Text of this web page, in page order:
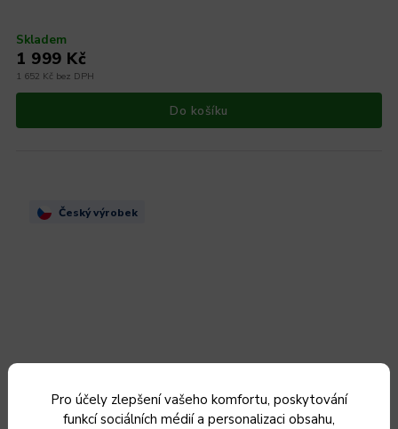
Pro účely zlepšení vašeho komfortu, poskytování
funkcí sociálních médií a personalizaci obsahu,
Skladem
1 652 Kč bez DPH
1 999 Kč
Do košíku
Český výrobek